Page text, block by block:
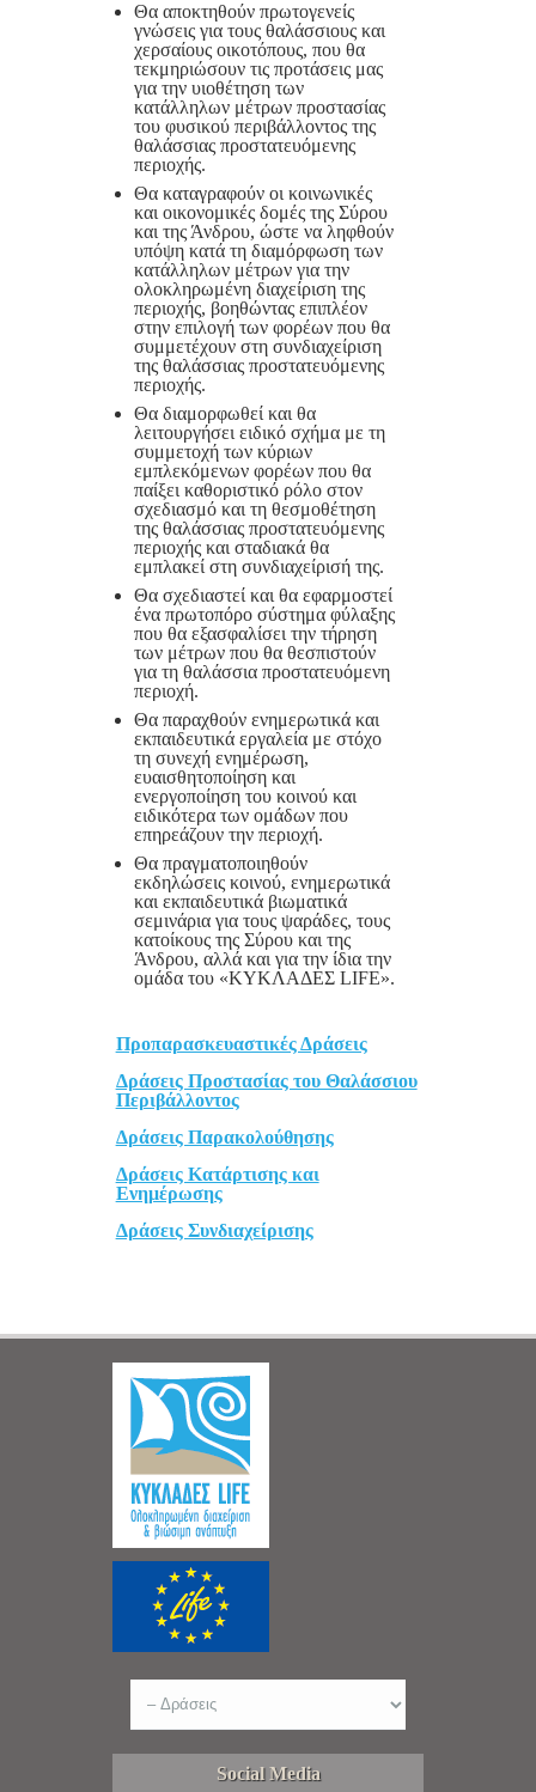
Θα αποκτηθούν πρωτογενείς
γνώσεις για τους θαλάσσιους και
χερσαίους οικοτόπους, που θα
τεκμηριώσουν τις προτάσεις μας
για την υιοθέτηση των
κατάλληλων μέτρων προστασίας
του φυσικού περιβάλλοντος της
θαλάσσιας προστατευόμενης
περιοχής.
Θα καταγραφούν οι κοινωνικές
και οικονομικές δομές της Σύρου
και της Άνδρου, ώστε να ληφθούν
υπόψη κατά τη διαμόρφωση των
κατάλληλων μέτρων για την
ολοκληρωμένη διαχείριση της
περιοχής, βοηθώντας επιπλέον
στην επιλογή των φορέων που θα
συμμετέχουν στη συνδιαχείριση
της θαλάσσιας προστατευόμενης
περιοχής.
Θα διαμορφωθεί και θα
λειτουργήσει ειδικό σχήμα με τη
συμμετοχή των κύριων
εμπλεκόμενων φορέων που θα
παίξει καθοριστικό ρόλο στον
σχεδιασμό και τη θεσμοθέτηση
της θαλάσσιας προστατευόμενης
περιοχής και σταδιακά θα
εμπλακεί στη συνδιαχείρισή της.
Θα σχεδιαστεί και θα εφαρμοστεί
ένα πρωτοπόρο σύστημα φύλαξης
που θα εξασφαλίσει την τήρηση
των μέτρων που θα θεσπιστούν
για τη θαλάσσια προστατευόμενη
περιοχή.
Θα παραχθούν ενημερωτικά και
εκπαιδευτικά εργαλεία με στόχο
τη συνεχή ενημέρωση,
ευαισθητοποίηση και
ενεργοποίηση του κοινού και
ειδικότερα των ομάδων που
επηρεάζουν την περιοχή.
Θα πραγματοποιηθούν
εκδηλώσεις κοινού, ενημερωτικά
και εκπαιδευτικά βιωματικά
σεμινάρια για τους ψαράδες, τους
κατοίκους της Σύρου και της
Άνδρου, αλλά και για την ίδια την
ομάδα του «ΚΥΚΛΑΔΕΣ LIFE».
Προπαρασκευαστικές Δράσεις
Δράσεις Προστασίας του Θαλάσσιου
Περιβάλλοντος
Δράσεις Παρακολούθησης
Δράσεις Κατάρτισης και
Ενημέρωσης
Δράσεις Συνδιαχείρισης
Social Media